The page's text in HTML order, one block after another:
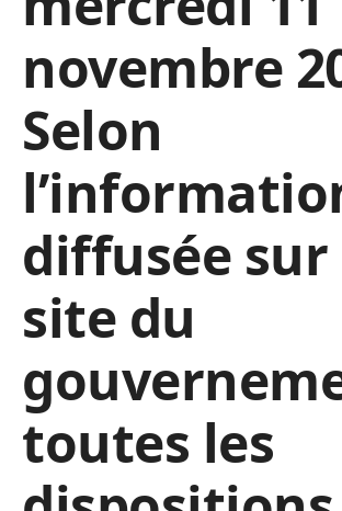
novembre
Selon
diffusée sur
site du
toutes les